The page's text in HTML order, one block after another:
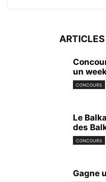
un
CONCOURS
Le
des
CONCOURS
Gagne